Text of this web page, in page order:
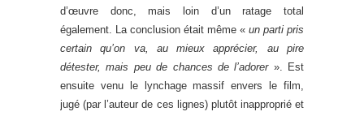
d’œuvre donc, mais loin d’un ratage total
également. La conclusion était même « un parti pris
certain qu’on va, au mieux apprécier, au pire
détester, mais peu de chances de l’adorer ». Est
ensuite venu le lynchage massif envers le film,
jugé (par l’auteur de ces lignes) plutôt inapproprié et